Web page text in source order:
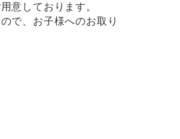
意しております。
で、お子様へのお取り